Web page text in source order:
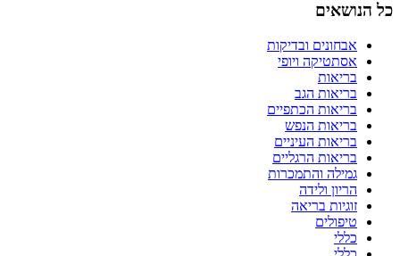
כל הנושאים
אבחונים ובדיקות
אסתטיקה ויופי
בריאות
בריאות הגב
בריאות הכתפיים
בריאות הנפש
בריאות העיניים
בריאות הרגליים
גמילה והתמכרות
הריון ולידה
זוגיות בריאה
טיפולים
כללי